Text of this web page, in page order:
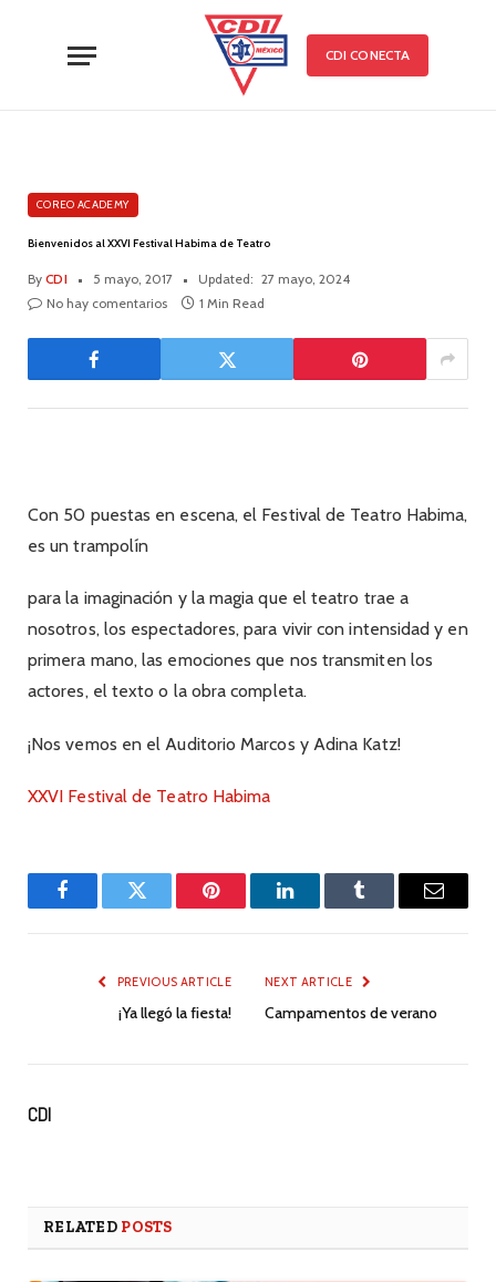
CDI CONECTA
COREO ACADEMY
Bienvenidos al XXVI Festival Habima de Teatro
By CDI 5 mayo, 2017 Updated: 27 mayo, 2024
No hay comentarios
1 Min Read
Con 50 puestas en escena, el Festival de Teatro Habima,
es un trampolín
para la imaginación y la magia que el teatro trae a
nosotros, los espectadores, para vivir con intensidad y en
primera mano, las emociones que nos transmiten los
actores, el texto o la obra completa.
¡Nos vemos en el Auditorio Marcos y Adina Katz!
XXVI Festival de Teatro Habima
FacebookTwitter Pinterest LinkedInTumblr Email
PREVIOUS ARTICLE
¡Ya llegó la fiesta!
NEXT ARTICLE
Campamentos de verano
CDI
RELATED POSTS